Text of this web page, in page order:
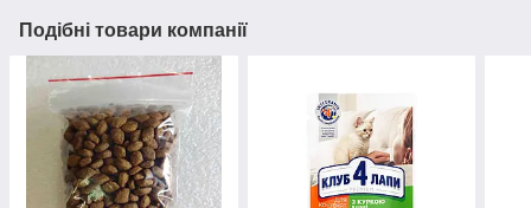
Подібні товари компанії